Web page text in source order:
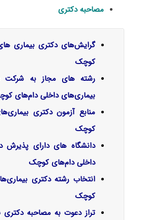
مصاحبه دکتری
گرایش‌های دکتری ﺑﻴﻤﺎری
ﻛﻮچک
رشته های مجاز به شرکت
بیماری‌های داخلی دام‌های
منابع آزمون دکتری
کوچک
دانشگاه های دارای پذیرش
داخلی دام‌های کوچک
انتخاب رشته دکتری
کوچک
تراز دعوت به مصاحبه دکتری